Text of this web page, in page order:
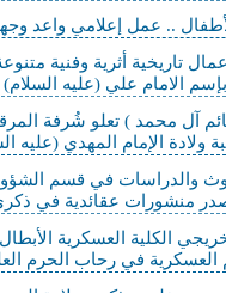
.. عمل إعلامي واعد
تاريخية أثرية وفنية
بإسم الامام علي (عليه السلام)
آل محمد ) تعلو شُرفة
ولادة الإمام المهدي (عليه
والدراسات في قسم
منشورات عقائدية في
الكلية العسكرية
العسكرية في رحاب الحرم